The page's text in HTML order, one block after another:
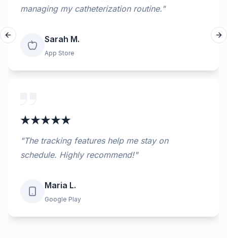
managing my catheterization routine."
Sarah M.
App Store
"The tracking features help me stay on
schedule. Highly recommend!"
Maria L.
Google Play
Previous slide